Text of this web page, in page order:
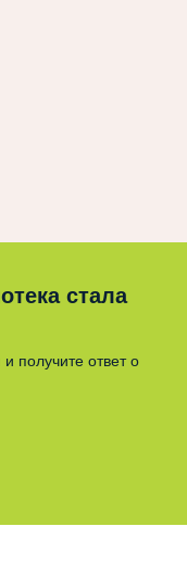
стала
получите ответ о